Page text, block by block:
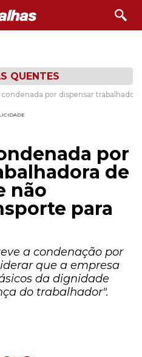
QUENTES
condenada por dispensar
por
de
não
para
a condenação por
que a empresa
da dignidade
do trabalhador".